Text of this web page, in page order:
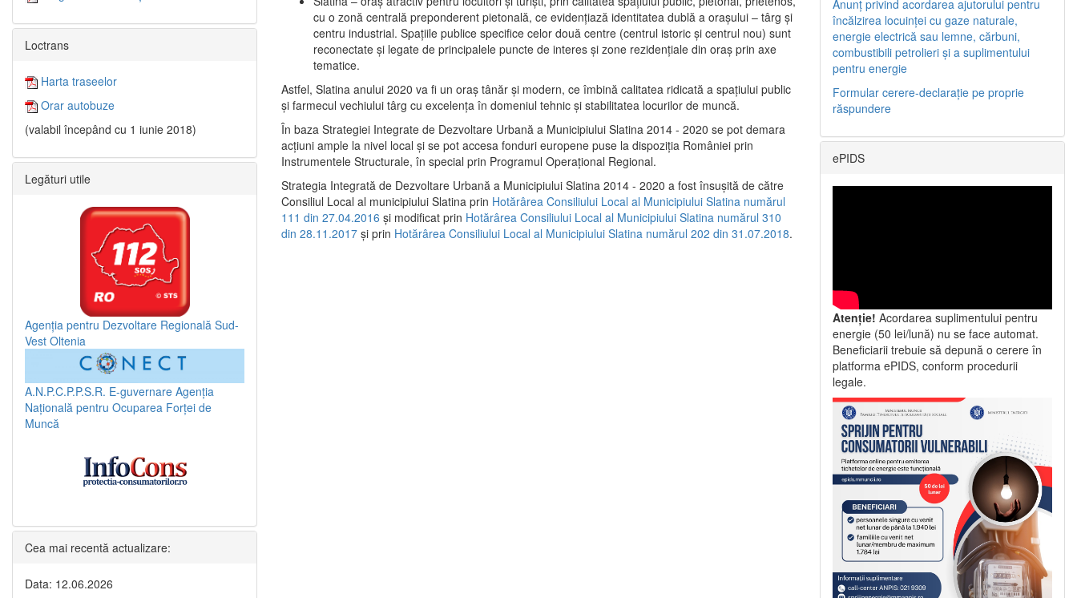
cu o zonă centrală preponderent pietonală, ce evidenţiază identitatea dublă a oraşului – târg şi
centru industrial. Spaţiile publice specifice celor două centre (centrul istoric şi centrul nou) sunt
reconectate şi legate de principalele puncte de interes şi zone rezidenţiale din oraş prin axe
tematice.
Astfel, Slatina anului 2020 va fi un oraş tânăr şi modern, ce îmbină calitatea ridicată a spaţiului public
şi farmecul vechiului târg cu excelenţa în domeniul tehnic şi stabilitatea locurilor de muncă.
În baza Strategiei Integrate de Dezvoltare Urbană a Municipiului Slatina 2014 - 2020 se pot demara
acţiuni ample la nivel local şi se pot accesa fonduri europene puse la dispoziţia României prin
Instrumentele Structurale, în special prin Programul Operațional Regional.
Strategia Integrată de Dezvoltare Urbană a Municipiului Slatina 2014 - 2020 a fost însuşită de către
Consiliul Local al municipiului Slatina prin Hotărârea Consiliului Local al Municipiului Slatina numărul
111 din 27.04.2016 și modificat prin Hotărârea Consiliului Local al Municipiului Slatina numărul 310
din 28.11.2017 și prin Hotărârea Consiliului Local al Municipiului Slatina numărul 202 din 31.07.2018.
Loctrans
Harta traseelor
Orar autobuze
(valabil începând cu 1 iunie 2018)
Legături utile
Agenția pentru Dezvoltare Regională Sud-
Vest Oltenia
A.N.P.C.P.P.S.R. E-guvernare Agenția
Națională pentru Ocuparea Forței de
Muncă
Cea mai recentă actualizare:
Data: 12.06.2026
Anunț privind acordarea ajutorului pentru
încălzirea locuinței cu gaze naturale,
energie electrică sau lemne, cărbuni,
combustibili petrolieri și a suplimentului
pentru energie
Formular cerere-declarație pe proprie
răspundere
ePIDS
Atenție! Acordarea suplimentului pentru
energie (50 lei/lună) nu se face automat.
Beneficiarii trebuie să depună o cerere în
platforma ePIDS, conform procedurii
legale.